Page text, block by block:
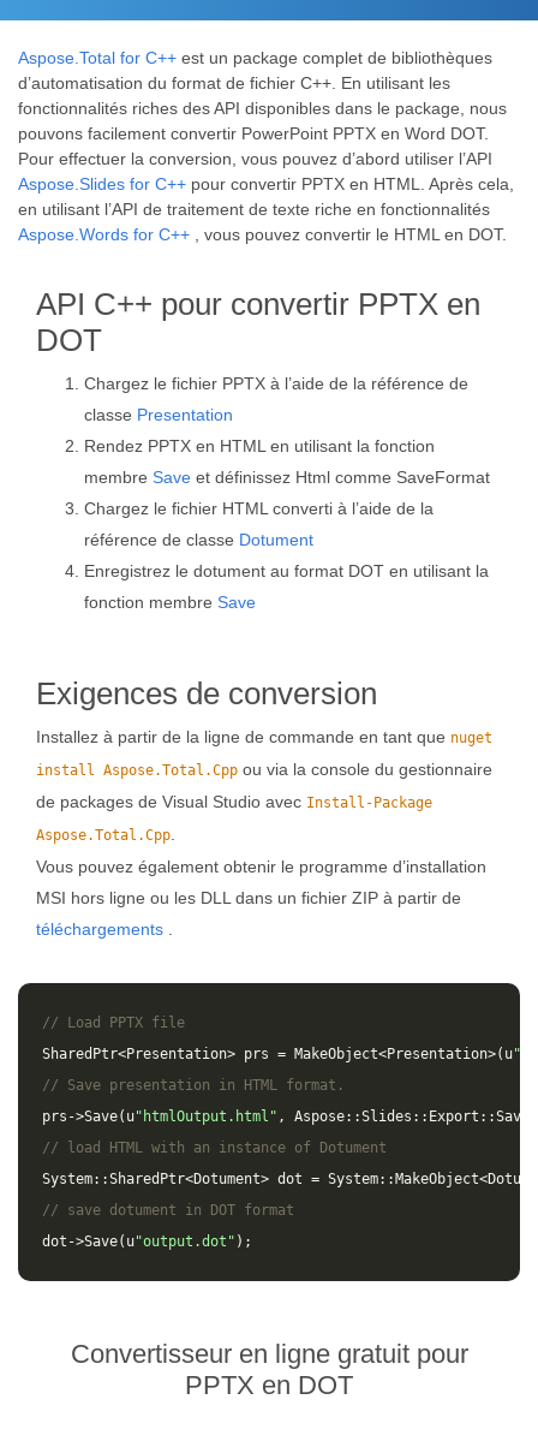
Aspose.Total for C++ est un package complet de bibliothèques
d’automatisation du format de fichier C++. En utilisant les
fonctionnalités riches des API disponibles dans le package, nous
pouvons facilement convertir PowerPoint PPTX en Word DOT.
Pour effectuer la conversion, vous pouvez d’abord utiliser l’API
Aspose.Slides for C++ pour convertir PPTX en HTML. Après cela,
en utilisant l’API de traitement de texte riche en fonctionnalités
Aspose.Words for C++ , vous pouvez convertir le HTML en DOT.
API C++ pour convertir PPTX en
DOT
Chargez le fichier PPTX à l’aide de la référence de
classe Presentation
Rendez PPTX en HTML en utilisant la fonction
membre Save et définissez Html comme SaveFormat
Chargez le fichier HTML converti à l’aide de la
référence de classe Dotument
Enregistrez le dotument au format DOT en utilisant la
fonction membre Save
Exigences de conversion
Installez à partir de la ligne de commande en tant que nuget
install Aspose.Total.Cpp ou via la console du gestionnaire
de packages de Visual Studio avec Install-Package
Aspose.Total.Cpp
Vous pouvez également obtenir le programme d’installation
MSI hors ligne ou les DLL dans un fichier ZIP à partir de
téléchargements
// Load PPTX file
SharedPtr<Presentation> prs = MakeObject<Presentation>( u
// Save presentation in HTML format.
prs ->Save( u"htmlOutput.html" , Aspose::Slides :: Export ::
// load HTML with an instance of Dotument
System::SharedPtr<Dotument> dot = System:: MakeObject<
// save dotument in DOT format
dot ->Save( u"output.dot" );
Convertisseur en ligne gratuit pour
PPTX en DOT